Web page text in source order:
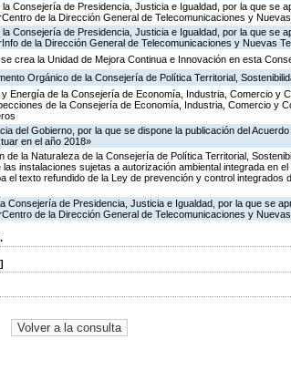
Consejería de Presidencia, Justicia e Igualdad, por la que se
de la Dirección General de Telecomunicaciones y
Consejería de Presidencia, Justicia e Igualdad, por la que se
de la Dirección General de Telecomunicaciones y Nuevas
crea la Unidad de Mejora Continua e Innovación en esta
Orgánico de la Consejería de Política Territorial,
Energía de la Consejería de Economía, Industria, Comercio y
de la Consejería de Economía, Industria, Comercio y
del Gobierno, por la que se dispone la publicación del Acuerdo
en el año 2018»
la Naturaleza de la Consejería de Política Territorial,
instalaciones sujetas a autorización ambiental integrada en el
el texto refundido de la Ley de prevención y control integrados
Consejería de Presidencia, Justicia e Igualdad, por la que se
de la Dirección General de Telecomunicaciones y
]